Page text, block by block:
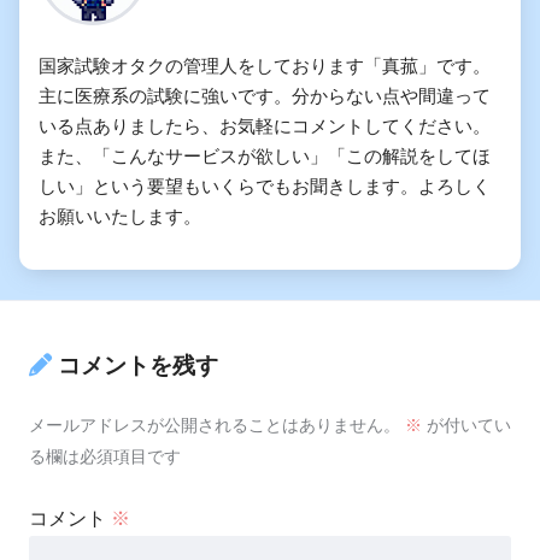
国家試験オタクの管理人をしております「真菰」です。
主に医療系の試験に強いです。分からない点や間違って
いる点ありましたら、お気軽にコメントしてください。
また、「こんなサービスが欲しい」「この解説をしてほ
しい」という要望もいくらでもお聞きします。よろしく
お願いいたします。
コメントを残す
メールアドレスが公開されることはありません。 ※ が付いてい
る欄は必須項目です
コメント ※